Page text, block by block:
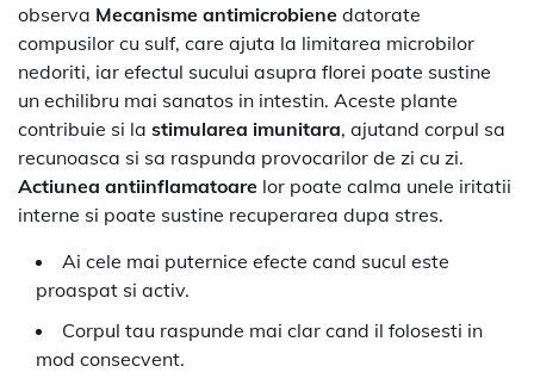
observa Mecanisme antimicrobiene datorate
compusilor cu sulf, care ajuta la limitarea microbilor
nedoriti, iar efectul sucului asupra florei poate sustine
un echilibru mai sanatos in intestin. Aceste plante
contribuie si la stimularea imunitara, ajutand corpul sa
recunoasca si sa raspunda provocarilor de zi cu zi.
Actiunea antiinflamatoare lor poate calma unele iritatii
interne si poate sustine recuperarea dupa stres.
Ai cele mai puternice efecte cand sucul este
proaspat si activ.
Corpul tau raspunde mai clar cand il folosesti in
mod consecvent.